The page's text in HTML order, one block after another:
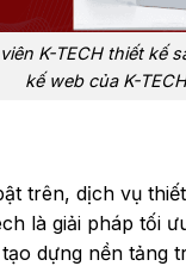
K-TECH thiết kế
kế web của K-TECH
trên, dịch vụ
là giải pháp tối
dựng nền tảng